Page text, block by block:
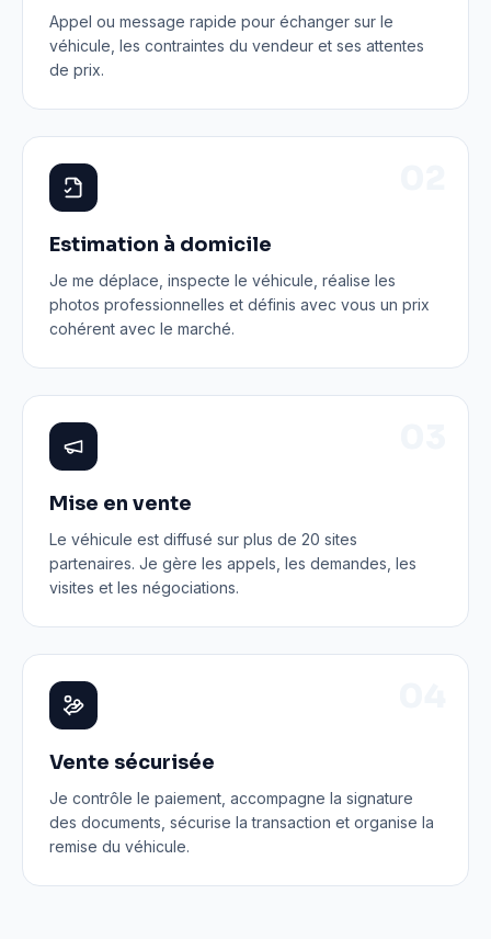
Appel ou message rapide pour échanger sur le
véhicule, les contraintes du vendeur et ses attentes
de prix.
Estimation à domicile
Je me déplace, inspecte le véhicule, réalise les
photos professionnelles et définis avec vous un prix
cohérent avec le marché.
Mise en vente
Le véhicule est diffusé sur plus de 20 sites
partenaires. Je gère les appels, les demandes, les
visites et les négociations.
Vente sécurisée
Je contrôle le paiement, accompagne la signature
des documents, sécurise la transaction et organise la
remise du véhicule.